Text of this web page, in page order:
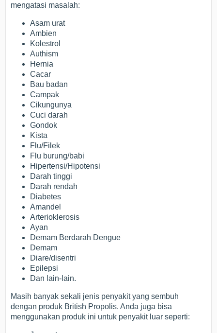
mengatasi masalah:
Asam urat
Ambien
Kolestrol
Authism
Hernia
Cacar
Bau badan
Campak
Cikungunya
Cuci darah
Gondok
Kista
Flu/Filek
Flu burung/babi
Hipertensi/Hipotensi
Darah tinggi
Darah rendah
Diabetes
Amandel
Arterioklerosis
Ayan
Demam Berdarah Dengue
Demam
Diare/disentri
Epilepsi
Dan lain-lain.
Masih banyak sekali jenis penyakit yang sembuh
dengan produk British Propolis. Anda juga bisa
menggunakan produk ini untuk penyakit luar seperti: